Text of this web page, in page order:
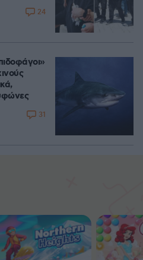
24
31